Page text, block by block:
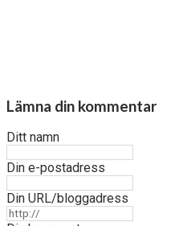
Lämna din kommentar
Ditt namn
Din e-postadress
Din URL/bloggadress